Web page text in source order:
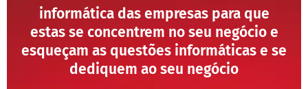
informática das empresas para que
estas se concentrem no seu negócio e
esqueçam as questões informáticas e se
dediquem ao seu negócio